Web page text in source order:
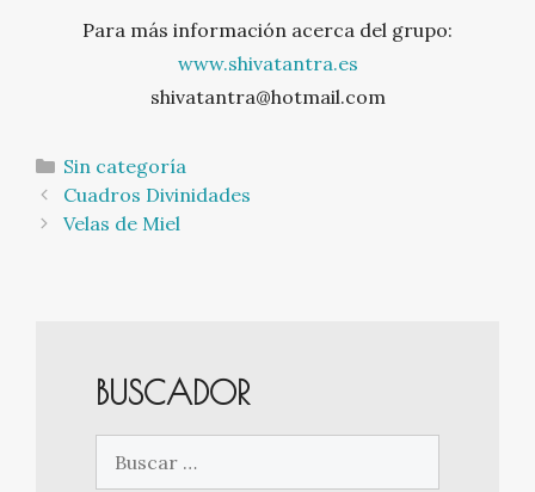
Para más información acerca del grupo:
www.shivatantra.es
shivatantra@hotmail.com
Categorías
Sin categoría
Navegación
de
Cuadros Divinidades
Velas de Miel
BUSCADOR